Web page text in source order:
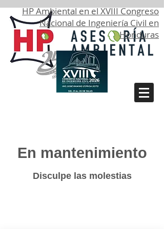
HP Ambiental en el XVIII Congreso
Nacional de Ingeniería Civil en
Honduras
En mantenimiento
Disculpe las molestias